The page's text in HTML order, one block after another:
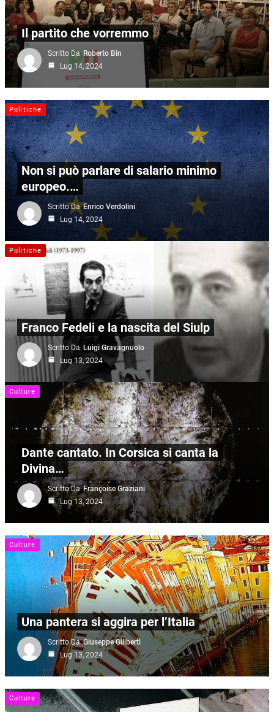
Il partito che vorremmo
Scritto Da Roberto Bin
Lug 14, 2024
Politiche
Non si può parlare di salario minimo
europeo.…
Scritto Da Enrico Verdolini
Lug 14, 2024
Politiche
Franco Fedeli e la nascita del Siulp
Scritto Da Luigi Gravagnuolo
Lug 13, 2024
Culture
Dante cantato. In Corsica si canta la
Divina…
Scritto Da Françoise Graziani
Lug 13, 2024
Culture
Una pantera si aggira per l’Italia
Scritto Da Giuseppe Giliberti
Lug 13, 2024
Culture